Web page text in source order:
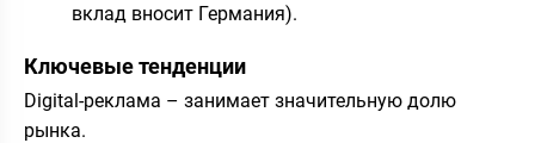
вклад вносит Германия).
Ключевые тенденции
Digital-реклама – занимает значительную долю
рынка.